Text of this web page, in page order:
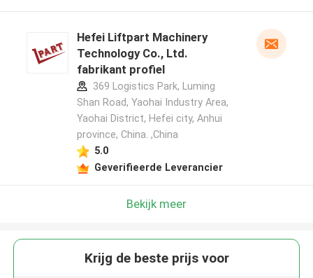
Hefei Liftpart Machinery
Technology Co., Ltd.
fabrikant profiel
369 Logistics Park, Luming
Shan Road, Yaohai Industry Area,
Yaohai District, Hefei city, Anhui
province, China. ,China
5.0
Geverifieerde Leverancier
Bekijk meer
Krijg de beste prijs voor